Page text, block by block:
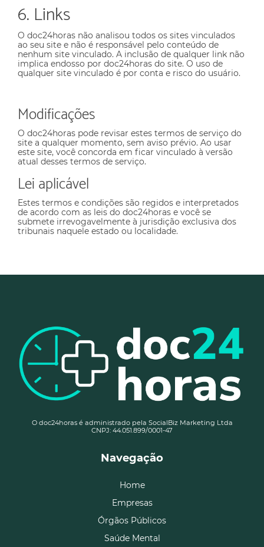
6. Links
O doc24horas não analisou todos os sites vinculados
ao seu site e não é responsável pelo conteúdo de
nenhum site vinculado. A inclusão de qualquer link não
implica endosso por doc24horas do site. O uso de
qualquer site vinculado é por conta e risco do usuário.
Modificações
O doc24horas pode revisar estes termos de serviço do
site a qualquer momento, sem aviso prévio. Ao usar
este site, você concorda em ficar vinculado à versão
atual desses termos de serviço.
Lei aplicável
Estes termos e condições são regidos e interpretados
de acordo com as leis do doc24horas e você se
submete irrevogavelmente à jurisdição exclusiva dos
tribunais naquele estado ou localidade.
O doc24horas é administrado pela SocialBiz Marketing Ltda
CNPJ: 44.051.899/0001-47
Navegação
Home
Empresas
Órgãos Públicos
Saúde Mental